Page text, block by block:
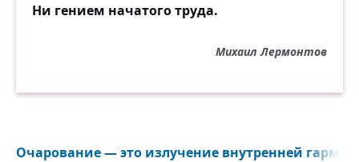
Ни гением начатого труда.
Михаил Лермонтов
Очарование — это излучение внутренней